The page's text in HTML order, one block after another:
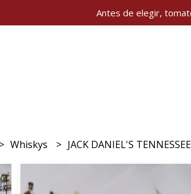
Antes de elegir,
Whiskys JACK DANIEL'S